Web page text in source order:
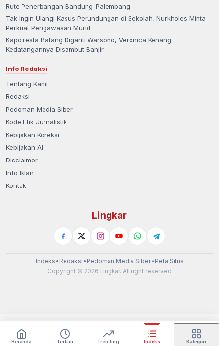
Beranda Terkini Trending Indeks Kategori
Rute Penerbangan Bandung-Palembang
Tak Ingin Ulangi Kasus Perundungan di Sekolah, Nurkholes Minta
Perkuat Pengawasan Murid
Kapolresta Batang Diganti Warsono, Veronica Kenang
Kedatangannya Disambut Banjir
Info Redaksi
Tentang Kami
Redaksi
Pedoman Media Siber
Kode Etik Jurnalistik
Kebijakan Koreksi
Kebijakan AI
Disclaimer
Info Iklan
Kontak
Lingkar
Indeks • Redaksi • Pedoman Media Siber• Peta Situs
Copyright © 2026 Lingkar. All right reserved